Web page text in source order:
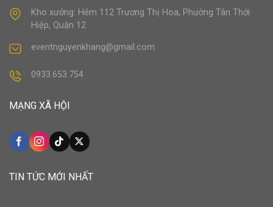
Kho xưởng: Hẻm 112 Trương Thị Hoa, Phường Tân Thới
Hiệp, Quận 12
eventnguyenkhang@gmail.com
0933.653.754
MẠNG XÃ HỘI
TIN TỨC MỚI NHẤT